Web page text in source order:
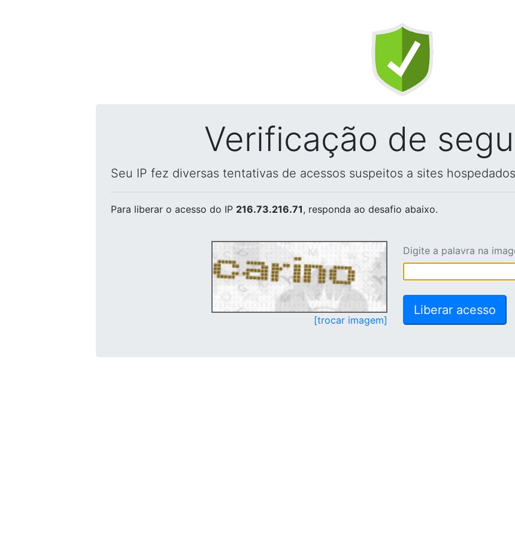
Verificação de
Seu IP fez diversas tentativas de acessos suspeitos a sites
Para liberar o acesso do IP 216.73.216.71, responda ao desafio abaixo.
[trocar imagem]
Digite a palavra na